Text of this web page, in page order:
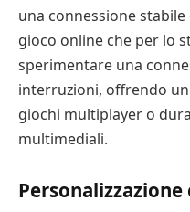
una connessione
gioco online che per lo
sperimentare una
interruzioni, offrendo
giochi multiplayer o
multimediali.
Personalizzazione